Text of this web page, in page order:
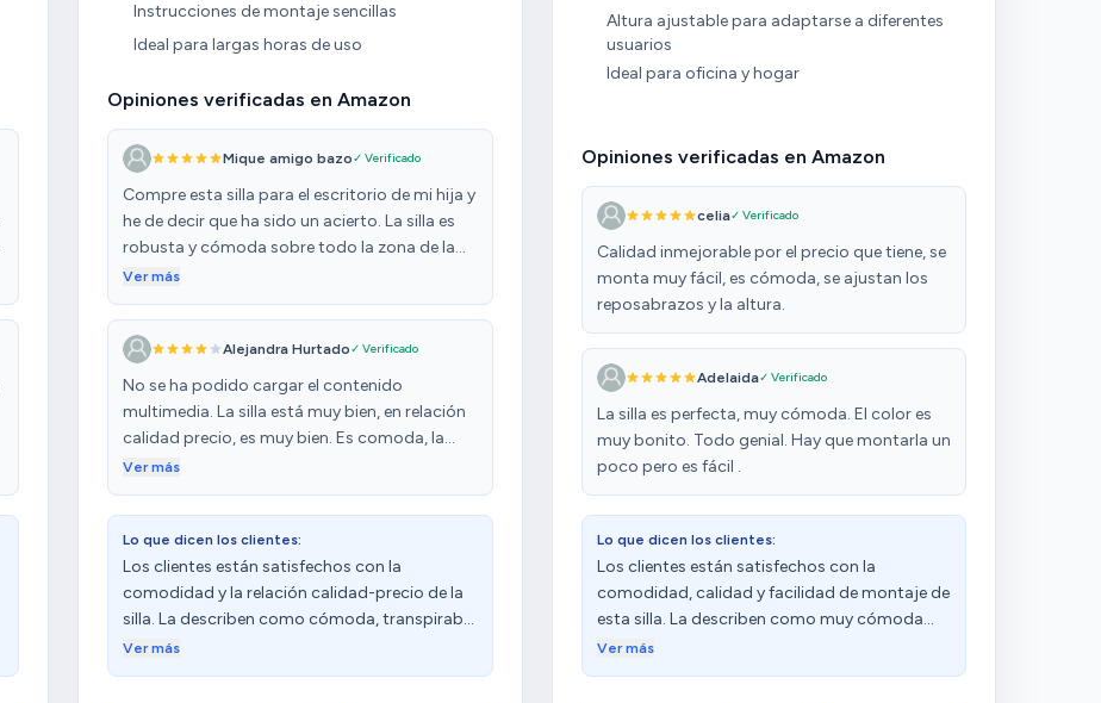
Instrucciones de montaje sencillas
Ideal para largas horas de uso
Opiniones verificadas en Amazon
Mique amigo bazo✓ Verificado
Compre esta silla para el escritorio de mi hija y
he de decir que ha sido un acierto. La silla es
robusta y cómoda sobre todo la zona de la
espalda que bien firme. Es una silla juvenil más
puede usar perfectamente. El montaje súper
sencillo con pocos tornillos y en 10-15 min la
tienes montada. El precio de correcto más
barato que en cualquier zona comercial. El
diseño adecuado. En general muy contentos
Ver más
Alejandra Hurtado✓ Verificado
No se ha podido cargar el contenido
multimedia. La silla está muy bien, en relación
calidad precio, es muy bien. Es comoda, la
simiedas están muy bien el espaldar si ayuda a
fue rápida y sin inconvenientes. Le voy 4
estrellas porque si es un poco duro poner los
tornillos del espaldar y se dificulta un poco,
pero solo eso, no es que sea imposible.
Ver más
Lo que dicen los clientes:
Los clientes están satisfechos con la
comodidad y la relación calidad-precio de la
silla. La describen como cómoda, transpirable
y con un diseño atractivo. Sin embargo,
Ver más
Altura ajustable para adaptarse a diferentes
usuarios
Ideal para oficina y hogar
Opiniones verificadas en Amazon
celia✓ Verificado
Calidad inmejorable por el precio que tiene, se
monta muy fácil, es cómoda, se ajustan los
reposabrazos y la altura.
Adelaida✓ Verificado
La silla es perfecta, muy cómoda. El color es
muy bonito. Todo genial. Hay que montarla un
poco pero es fácil .
Lo que dicen los clientes:
Los clientes están satisfechos con la
comodidad, calidad y facilidad de montaje de
esta silla. La describen como muy cómoda
para el precio que tiene, con materiales y
Ver más